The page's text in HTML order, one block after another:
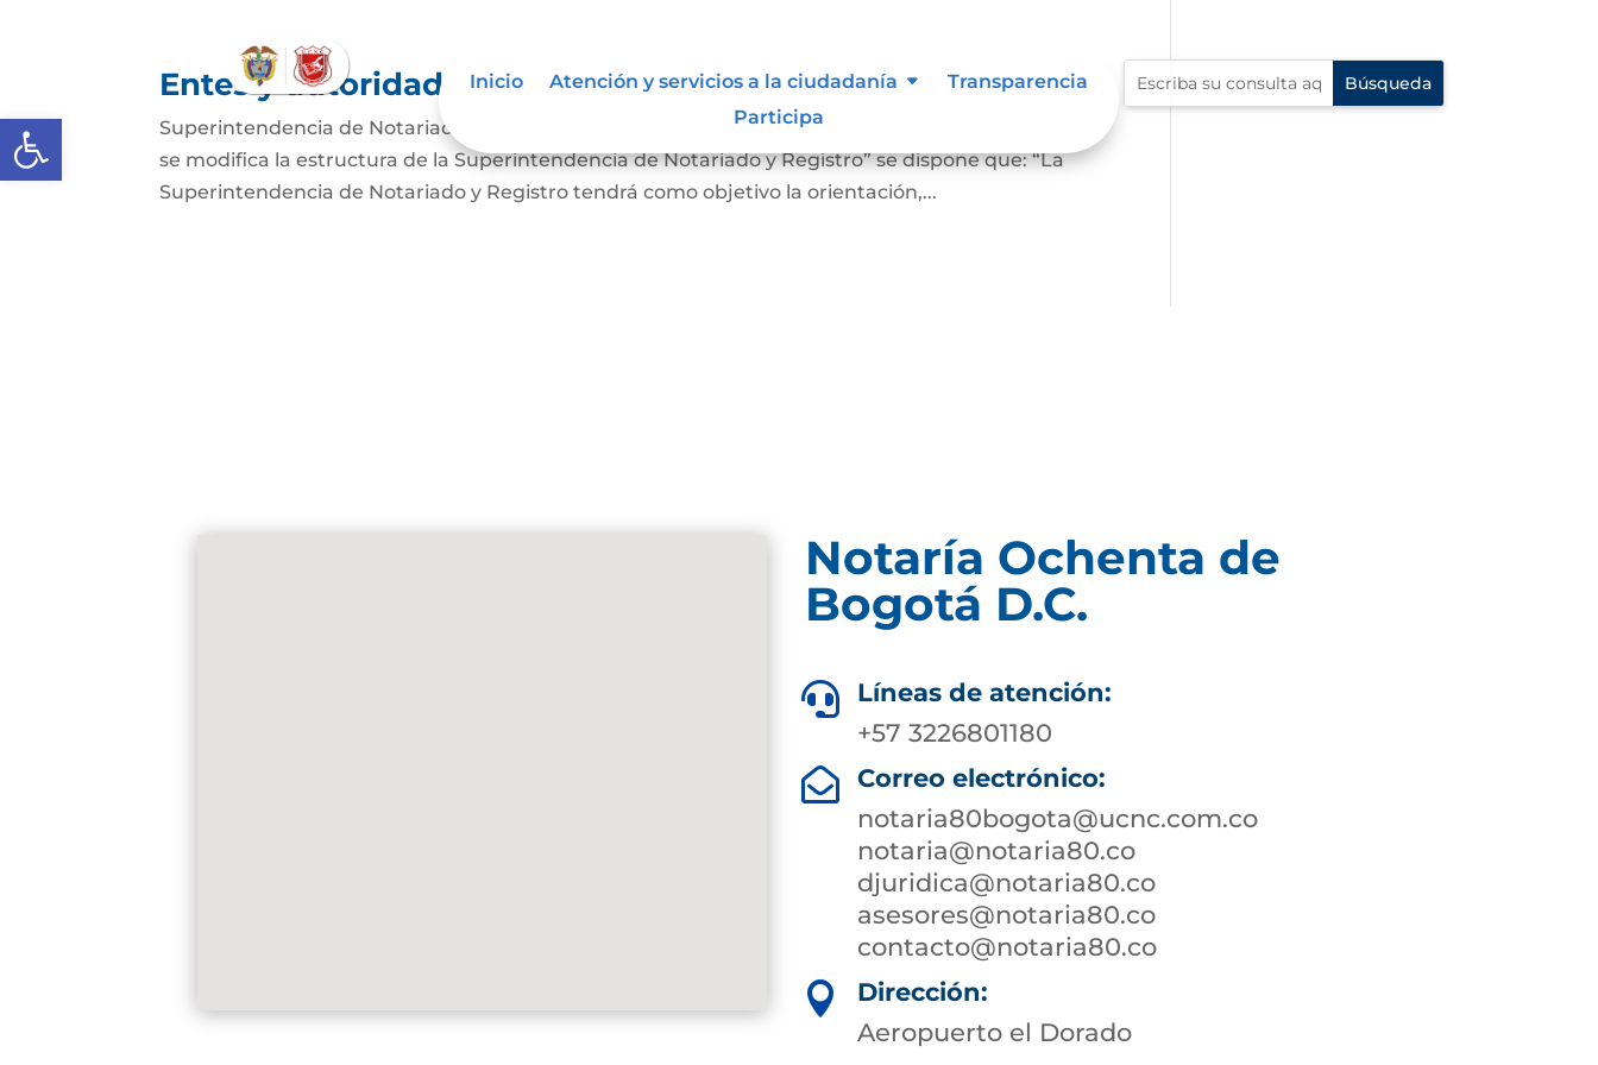
Abrir barra de herramientas
Inicio Atención y servicios a la ciudadanía
Transparencia
Participa
Entes y autoridades que lo vigilan
Superintendencia de Notariado y Registro En el Artículo 4 del Decreto 2723 de 2014, “Por el cual
se modifica la estructura de la Superintendencia de Notariado y Registro” se dispone que: “La
Superintendencia de Notariado y Registro tendrá como objetivo la orientación,...
Notaría Ochenta de
Bogotá D.C.

Líneas de atención:
+57 3226801180

Correo electrónico:
notaria80bogota@ucnc.com.co
notaria@notaria80.co
djuridica@notaria80.co
asesores@notaria80.co
contacto@notaria80.co ​

Dirección:
Aeropuerto el Dorado